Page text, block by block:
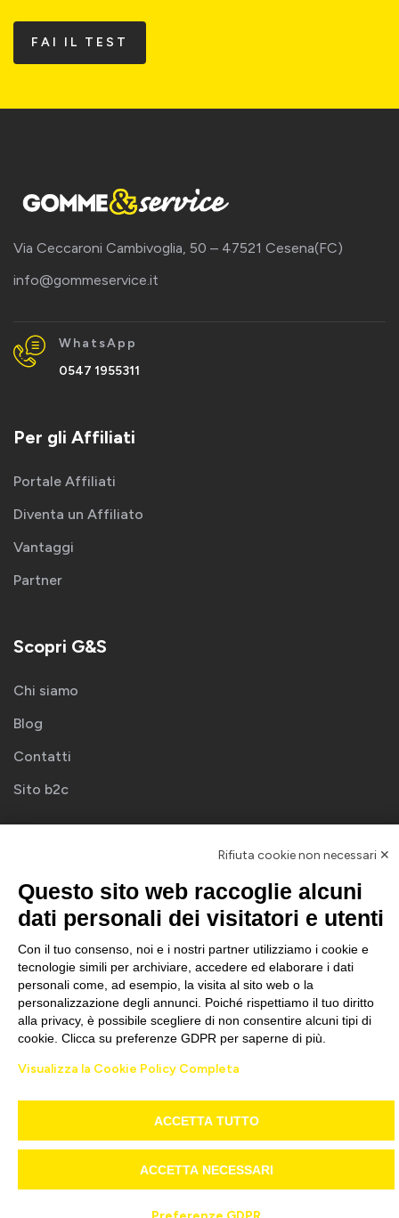
FAI IL TEST
Via Ceccaroni Cambivoglia, 50 – 47521 Cesena(FC)
info@gommeservice.it
WhatsApp
0547 1955311
Per gli Affiliati
Portale Affiliati
Diventa un Affiliato
Vantaggi
Partner
Scopri G&S
Chi siamo
Blog
Contatti
Sito b2c
ISCRIVITI
GOMME & SERVICE ITALIA Srl Cod. Fiscale e Partita IVA 02650940998
Privacy policy–Credits
Rifiuta cookie non necessari ✕
Questo sito web raccoglie alcuni
dati personali dei visitatori e utenti
Con il tuo consenso, noi e i nostri partner utilizziamo i cookie e
tecnologie simili per archiviare, accedere ed elaborare i dati
personali come, ad esempio, la visita al sito web o la
personalizzazione degli annunci. Poiché rispettiamo il tuo diritto
alla privacy, è possibile scegliere di non consentire alcuni tipi di
cookie. Clicca su preferenze GDPR per saperne di più.
Visualizza la Cookie Policy Completa
ACCETTA TUTTO
ACCETTA NECESSARI